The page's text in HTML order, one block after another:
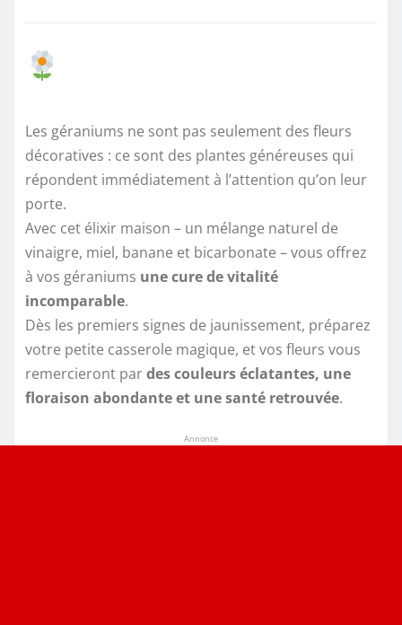
Les géraniums ne sont pas seulement des fleurs
décoratives : ce sont des plantes généreuses qui
répondent immédiatement à l’attention qu’on leur
porte.
Avec cet élixir maison – un mélange naturel de
vinaigre, miel, banane et bicarbonate – vous offrez
à vos géraniums une cure de vitalité
incomparable.
Dès les premiers signes de jaunissement, préparez
votre petite casserole magique, et vos fleurs vous
remercieront pardes couleurs éclatantes, une
floraison abondante et une santé retrouvée.
Annonce